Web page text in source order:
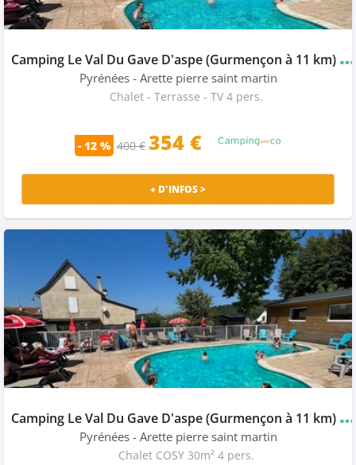
C
amping Le Val Du Gave D'aspe (Gurmençon à 11 km)
Pyrénées - Arette pierre saint martin
Chalet - Terrasse - TV 4 pers.
- 12 % 400 € 354 €
+ D'INFOS >
C
amping Le Val Du Gave D'aspe (Gurmençon à 11 km)
Pyrénées - Arette pierre saint martin
Chalet COSY 30m² 4 pers.